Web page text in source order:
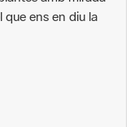
ens en diu la